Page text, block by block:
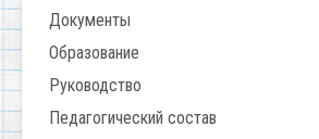
Документы
Образование
Руководство
Педагогический состав